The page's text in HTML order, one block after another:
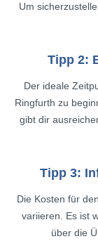
Um
Tipp 2:
Der ideale
Ringfurth zu
gibt dir
Tipp 3:
Die Kosten für
variieren. Es ist
über die